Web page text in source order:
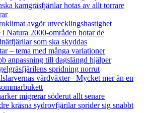
kamgräsfjärilar hotas av allt torrare
avgör utvecklingshastighet
i Natura 2000-områden hotar de
som ska skyddas
– tema med många variationer
anpassning till dagslängd hjälper
spridning norrut
värdväxter– Mycket mer än en
migrerar söderut allt senare
kräsna sydrovfjärilar sprider sig snabbt